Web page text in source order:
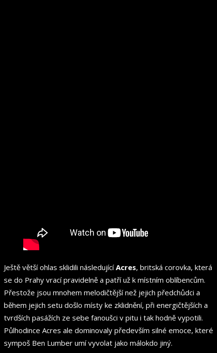
Ještě větší ohlas sklidili následujícíAcres, britská corovka, která
se do Prahy vrací pravidelně a patří už k místním oblíbencům.
Přestože jsou mnohem melodičtější než jejich předchůdci a
během jejich setu došlo místy ke zklidnění, při energičtějších a
tvrdších pasážích ze sebe fanoušci v pitu i tak hodně vypotili.
Půlhodince Acres ale dominovaly především silné emoce, které
sympoš Ben Lumber umí vyvolat jako málokdo jiný.